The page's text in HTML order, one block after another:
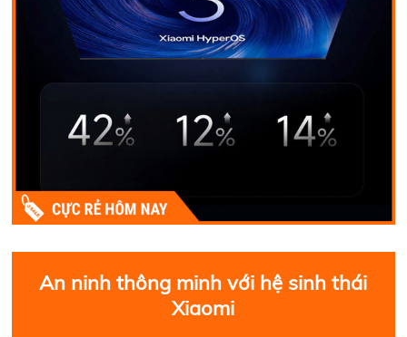
An ninh thông minh với hệ sinh thái
Xiaomi